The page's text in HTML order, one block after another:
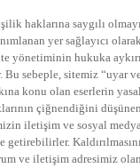
haklarına saygılı
yer sağlayıcı
yönetiminin hukuka
sebeple, sitemiz “uyar
konu olan eserlerin
çiğnendiğini
iletişim ve sosyal
ve iletişim adresimiz